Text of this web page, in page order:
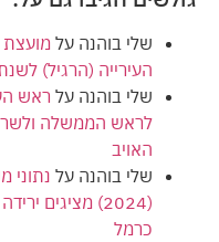
שלי בוהנה על
העירייה (הרגיל) לשנת 2024 בסך של 303 מיליון
שלי בוהנה על ראש
לראש הממשלה
האויב
שלי בוהנה על נתוני
(2024) מציגים
כרמל